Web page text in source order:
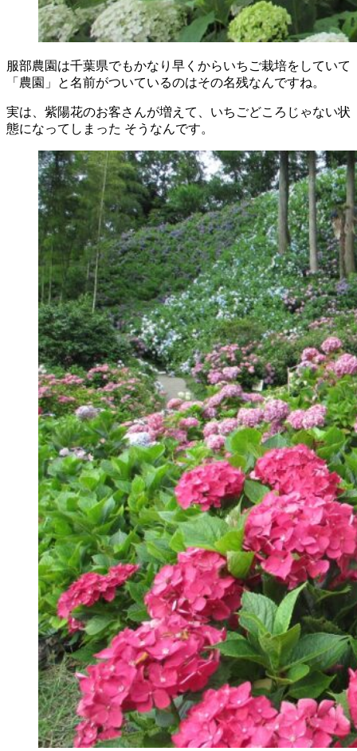
服部農園は千葉県でもかなり早くからいちご栽培をしていて
「農園」と名前がついているのはその名残なんですね。
実は、紫陽花のお客さんが増えて、いちごどころじゃない状
態になってしまった そうなんです。